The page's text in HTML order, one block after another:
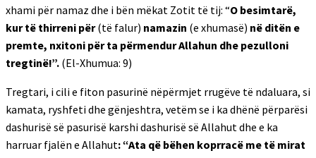
xhami për namaz dhe i bën mëkat Zotit të tij: “O besimtarë,
kur të thirreni për(të falur) namazin (e xhumasë) në ditën e
premte, nxitoni për ta përmendur Allahun dhe pezulloni
tregtinë!”. (El-Xhumua: 9)
Tregtari, i cili e fiton pasurinë nëpërmjet rrugëve të ndaluara, si
kamata, ryshfeti dhe gënjeshtra, vetëm se i ka dhënë përparësi
dashurisë së pasurisë karshi dashurisë së Allahut dhe e ka
harruar fjalën e Allahut: “Ata që bëhen koprracë me të mirat